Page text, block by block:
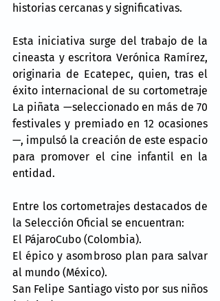
historias cercanas y significativas.
Esta iniciativa surge del trabajo de la
cineasta y escritora Verónica Ramírez,
originaria de Ecatepec, quien, tras el
éxito internacional de su cortometraje
La piñata —seleccionado en más de 70
festivales y premiado en 12 ocasiones
—, impulsó la creación de este espacio
para promover el cine infantil en la
entidad.
Entre los cortometrajes destacados de
la Selección Oficial se encuentran:
El PájaroCubo (Colombia).
El épico y asombroso plan para salvar
al mundo (México).
San Felipe Santiago visto por sus niños